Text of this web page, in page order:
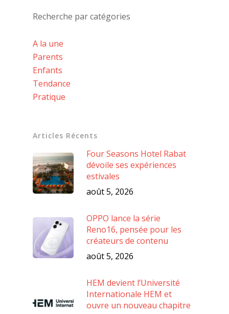
Recherche par catégories
A la une
Parents
Enfants
Tendance
Pratique
Articles Récents
Four Seasons Hotel Rabat
dévoile ses expériences
estivales
août 5, 2026
OPPO lance la série
Reno16, pensée pour les
créateurs de contenu
août 5, 2026
HEM devient l’Université
Internationale HEM et
ouvre un nouveau chapitre